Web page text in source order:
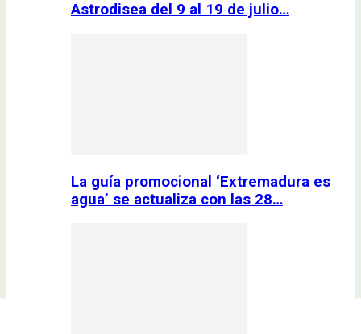
Astrodisea del 9 al 19 de julio…
La guía promocional ‘Extremadura es
agua’ se actualiza con las 28…